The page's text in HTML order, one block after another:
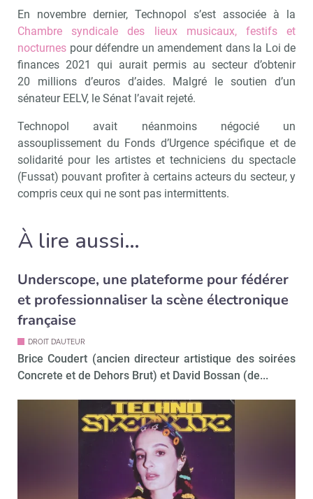
En novembre dernier, Technopol s’est associée à la
Chambre syndicale des lieux musicaux, festifs et
nocturnes pour défendre un amendement dans la Loi de
finances 2021 qui aurait permis au secteur d’obtenir
20 millions d’euros d’aides. Malgré le soutien d’un
sénateur EELV, le Sénat l’avait rejeté.
Technopol avait néanmoins négocié un
assouplissement du Fonds d’Urgence spécifique et de
solidarité pour les artistes et techniciens du spectacle
(Fussat) pouvant profiter à certains acteurs du secteur, y
compris ceux qui ne sont pas intermittents.
À lire aussi…
Underscope, une plateforme pour fédérer
et professionnaliser la scène électronique
française
DROIT D’AUTEUR
Brice Coudert (ancien directeur artistique des soirées
Concrete et de Dehors Brut) et David Bossan (de...
Recevoir Culture Matin
Non merci, je reçois déjà
!
Je déciderai plus
tard